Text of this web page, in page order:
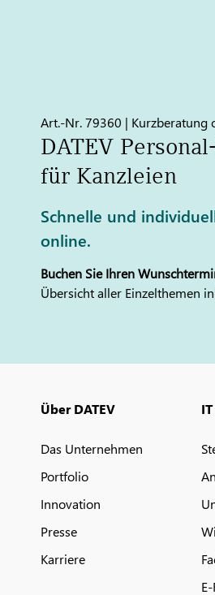
Art.-Nr. 79360 | Kurzberatung
DATEV
für Kanzleien
Schnelle und
online.
Buchen Sie Ihren
Übersicht aller Einzelthemen
Über DATEV
Das Unternehmen
Portfolio
Innovation
Presse
Karriere